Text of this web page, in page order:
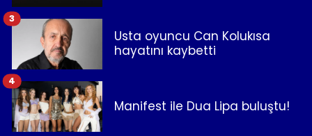
Usta oyuncu Can Kolukısa
hayatını kaybetti
3
Manifest ile Dua Lipa buluştu!
4